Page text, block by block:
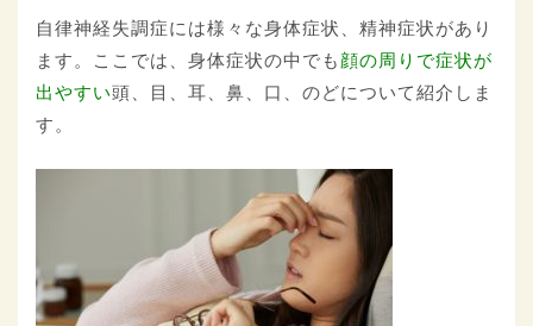
自律神経失調症には様々な身体症状、精神症状があり
ます。ここでは、身体症状の中でも 顔の周りで症状が
出やすい頭、目、耳、鼻、口、のどについて紹介しま
す。